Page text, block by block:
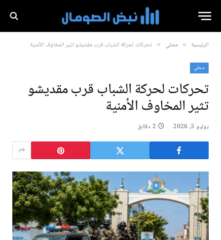
الرئيسية » محلي » تحركات لحركة الشباب قرب مقديشو تثير المخاوف الأمنية
محلي
تحركات لحركة الشباب قرب مقديشو
تثير المخاوف الأمنية
يوليو 5, 2026 2 دقائق